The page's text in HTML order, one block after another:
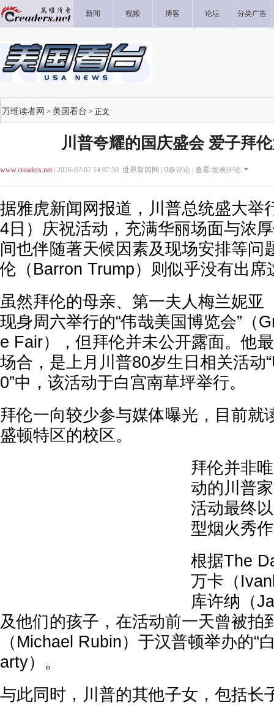
新闻 视频 博客 论坛 分类广告
万维读者网 > 美国看台 > 正文
川普夸耀的国庆盛会 爱子拜
www.creaders.net| 2026-07-07 14:07:50 世界新闻网 | 0条评论 | 查看/发表评论
据雅虎新闻网报道，川普总统盛大举
4日）庆祝活动，充满华丽场面与浓
间也伴随著天候因素及现场安排等问
伦（Barron Trump）则似乎没有出席
虽然拜伦的母亲、第一夫人梅兰妮亚
现身周六举行的“伟哉美国博览会”（
e Fair），但拜伦并未公开露面。他
场合，是上月川普80岁生日相关活动
0”中，该活动于白宫南草坪举行。
拜伦一向较少参与媒体曝光，目前就
盛顿特区的校区。
拜伦并非
动的川普
活动最终
型烟火秀
根据The
万卡（
库许纳（
及他们的孩子，在活动前一天曾被拍
（Michael Rubin）于汉普顿举办的“
arty）。
与此同时，川普的其他子女，包括长